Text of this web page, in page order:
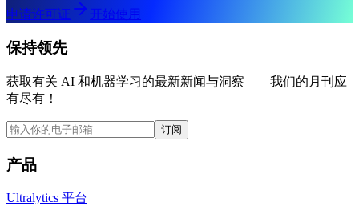
申请许可证 开始使用
保持领先
获取有关 AI 和机器学习的最新新闻与洞察——我们的月刊应
有尽有！
订阅
产品
Ultralytics 平台